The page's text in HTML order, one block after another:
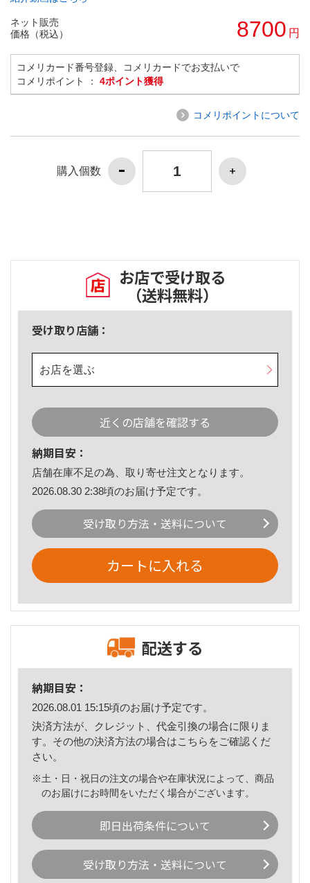
ネット販売
価格（税込）
8700 円
コメリカード番号登録、コメリカードでお支払いで
コメリポイント ： 4ポイント獲得
コメリポイントについて
購入個数
お店で受け取る
（送料無料）
受け取り店舗：
お店を選ぶ
近くの店舗を確認する
納期目安：
店舗在庫不足の為、取り寄せ注文となります。
2026.08.30 2:38頃のお届け予定です。
受け取り方法・送料について
カートに入れる
配送する
納期目安：
2026.08.01 15:15頃のお届け予定です。
決済方法が、クレジット、代金引換の場合に限りま
す。その他の決済方法の場合はこちら をご確認くだ
さい。
※土・日・祝日の注文の場合や在庫状況によって、商品
のお届けにお時間をいただく場合がございます。
即日出荷条件について
受け取り方法・送料について